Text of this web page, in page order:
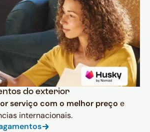
do exterior
serviço com o melhor preço e
internacionais.